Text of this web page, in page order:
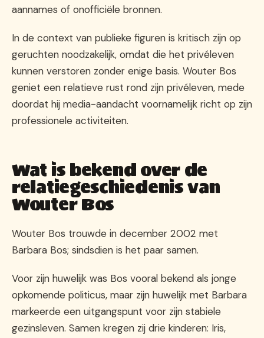
aannames of onofficiële bronnen.
In de context van publieke figuren is kritisch zijn op
geruchten noodzakelijk, omdat die het privéleven
kunnen verstoren zonder enige basis. Wouter Bos
geniet een relatieve rust rond zijn privéleven, mede
doordat hij media-aandacht voornamelijk richt op zijn
professionele activiteiten.
Wat is bekend over de
relatiegeschiedenis van
Wouter Bos
Wouter Bos trouwde in december 2002 met
Barbara Bos; sindsdien is het paar samen.
Voor zijn huwelijk was Bos vooral bekend als jonge
opkomende politicus, maar zijn huwelijk met Barbara
markeerde een uitgangspunt voor zijn stabiele
gezinsleven. Samen kregen zij drie kinderen: Iris,